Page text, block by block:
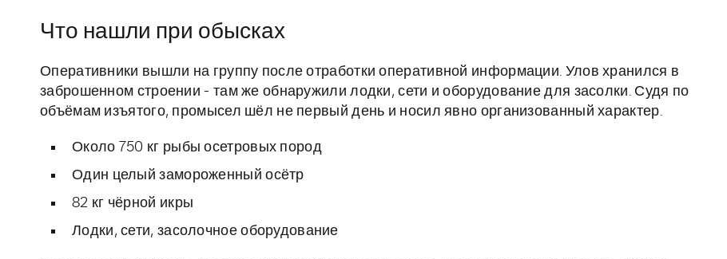
Что нашли при обысках
Оперативники вышли на группу после отработки оперативной информации. Улов хранился в
заброшенном строении - там же обнаружили лодки, сети и оборудование для засолки. Судя по
объёмам изъятого, промысел шёл не первый день и носил явно организованный характер.
Около 750 кг рыбы осетровых пород
Один целый замороженный осётр
82 кг чёрной икры
Лодки, сети, засолочное оборудование